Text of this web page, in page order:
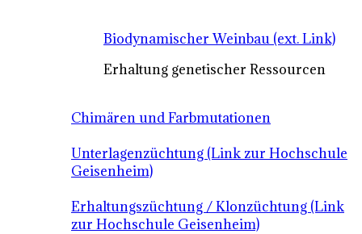
Biodynamischer Weinbau (ext. Link)
Erhaltung genetischer Ressourcen
Chimären und Farbmutationen
Unterlagenzüchtung (Link zur Hochschule
Geisenheim)
Erhaltungszüchtung / Klonzüchtung (Link
zur Hochschule Geisenheim)